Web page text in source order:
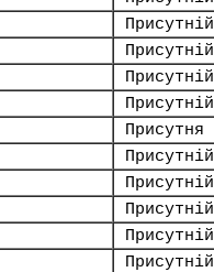
Присутній
Присутній
Присутній
Присутній
Присутня
Присутній
Присутній
Присутній
Присутній
Присутній